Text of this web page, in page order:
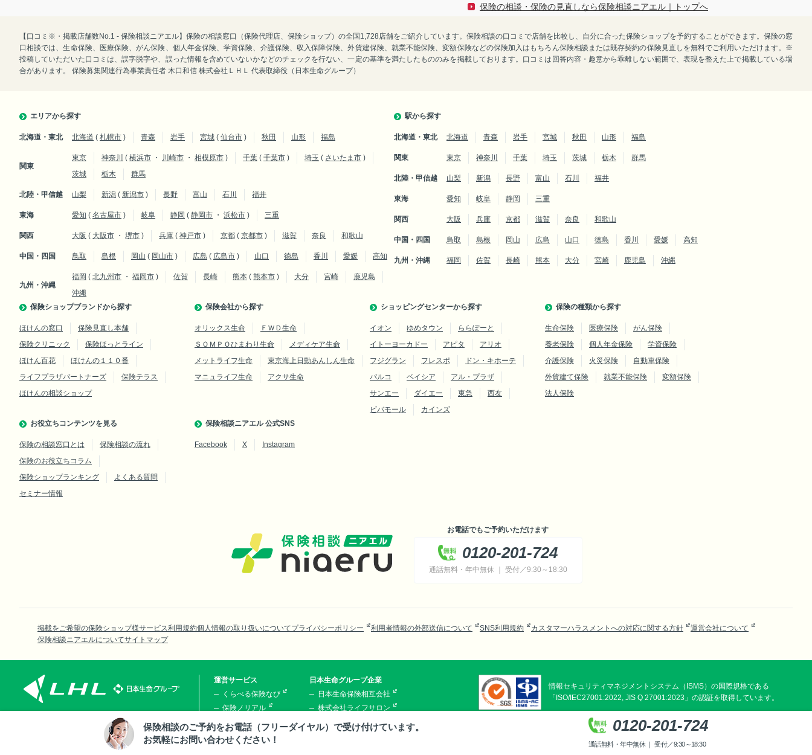
保険の相談・保険の見直しなら保険相談ニアエル｜トップへ
【口コミ※・掲載店舗数No.1 - 保険相談ニアエル】保険の相談窓口（保険代理店、保険ショップ）の全国1,728店舗をご紹介しています。保険相談の口コミで店舗を比較し、自分に合った保険ショップを予約することができます。保険の窓
口相談では、生命保険、医療保険、がん保険、個人年金保険、学資保険、介護保険、収入保障保険、外貨建保険、就業不能保険、変額保険などの保険加入はもちろん保険相談または既存契約の保険見直しを無料でご利用いただけます。※
投稿していただいた口コミは、誤字脱字や、誤った情報を含めていないかなどのチェックを行ない、一定の基準を満たしたもののみを掲載しております。口コミは回答内容・趣意から乖離しない範囲で、表現を整えた上で掲載している場
合があります。 保険募集関連行為事業責任者 木口和信 株式会社ＬＨＬ 代表取締役（日本生命グループ）
エリアから探す
北海道・東北 北海道 ( 札幌市 ) 青森 岩手 宮城 ( 仙台市 ) 秋田 山形 福島
関東
東京 神奈川 ( 横浜市 ・ 川崎市 ・ 相模原市 ) 千葉 ( 千葉市 ) 埼玉 ( さいたま市 )
茨城
栃木 群馬
北陸・甲信越 山梨 新潟 ( 新潟市 ) 長野 富山 石川 福井
東海 愛知 ( 名古屋市 ) 岐阜 静岡 ( 静岡市 ・ 浜松市 ) 三重
関西 大阪 ( 大阪市 ・ 堺市 ) 兵庫 ( 神戸市 ) 京都 ( 京都市 ) 滋賀 奈良 和歌山
中国・四国 鳥取 島根 岡山 ( 岡山市 ) 広島 ( 広島市 ) 山口 徳島 香川 愛媛 高知
九州・沖縄
福岡 ( 北九州市 ・ 福岡市 ) 佐賀 長崎 熊本 ( 熊本市 ) 大分 宮崎
鹿児島
沖縄
駅から探す
北海道・東北 北海道 青森 岩手 宮城 秋田 山形 福島
関東 東京 神奈川 千葉 埼玉 茨城 栃木 群馬
北陸・甲信越 山梨 新潟 長野 富山 石川 福井
東海 愛知 岐阜 静岡 三重
関西 大阪 兵庫 京都 滋賀 奈良 和歌山
中国・四国 鳥取 島根 岡山 広島 山口 徳島 香川 愛媛 高知
九州・沖縄 福岡 佐賀 長崎 熊本 大分 宮崎 鹿児島 沖縄
保険ショップブランドから探す
ほけんの窓口
保険見直し本舗
保険クリニック
保険ほっとライン
ほけん百花
ほけんの１１０番
ライフプラザパートナーズ
保険テラス
ほけんの相談ショップ
保険会社から探す
オリックス生命
ＦＷＤ生命
ＳＯＭＰＯひまわり生命
メディケア生命
メットライフ生命
東京海上日動あんしん生命
マニュライフ生命
アクサ生命
ショッピングセンターから探す
イオン ゆめタウン
ららぽーと
イトーヨーカドー
アピタ
アリオ
フジグラン
フレスポ
ドン・キホーテ
パルコ
ベイシア
アル・プラザ
サンエー
ダイエー 東急
西友
ビバモール
カインズ
保険の種類から探す
生命保険 医療保険
がん保険
養老保険
個人年金保険
学資保険
介護保険
火災保険
自動車保険
外貨建て保険
就業不能保険
変額保険
法人保険
お役立ちコンテンツを見る
保険の相談窓口とは
保険相談の流れ
保険のお役立ちコラム
保険ショップランキング
よくある質問
セミナー情報
保険相談ニアエル 公式SNS
Facebook X Instagram
お電話でもご予約いただけます
0120-201-724
通話無料・年中無休 ｜ 受付／9:30～18:30
掲載をご希望の保険ショップ様サービス利用規約個人情報の取り扱いについてプライバシーポリシー 利用者情報の外部送信について SNS利用規約 カスタマーハラスメントへの対応に関する方針
運営会社について
保険相談ニアエルについてサイトマップ
東京都新宿区西新宿2丁目4番1号 新宿NSビル4階
運営サービス
くらべる保険なび
保険ノリアル
くらしのお金ニアエル
日本生命グループ企業
日本生命保険相互会社
株式会社ライフサロン
株式会社ほけんの110番
情報セキュリティマネジメントシステム（ISMS）の国際規格である
「ISO/IEC27001:2022, JIS Q 27001:2023」の認証を取得しています。
保険相談のご予約をお電話（フリーダイヤル）で受け付けています。
お気軽にお問い合わせください！
0120-201-724
通話無料・年中無休 ｜ 受付／9:30～18:30